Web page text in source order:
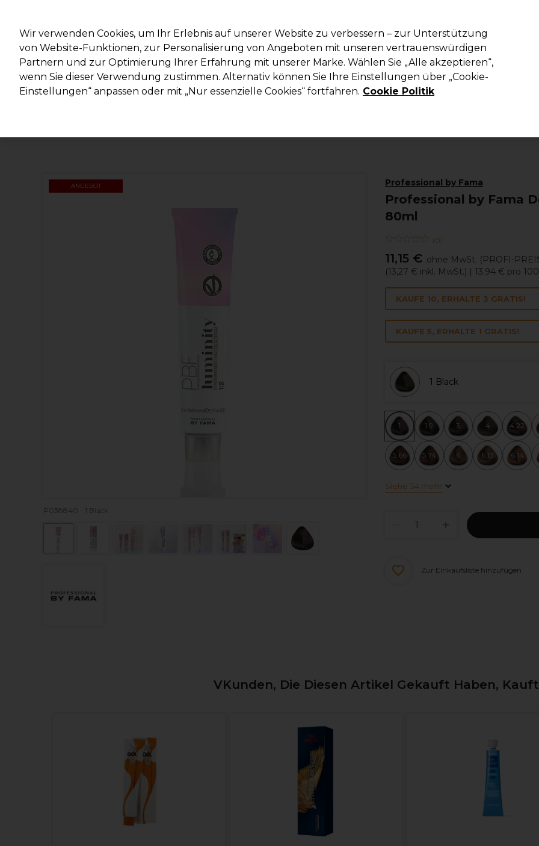
Suchen
Marken
Deals Haare Elektrogeräte Saloneinrichtung Kosmetik Herrenfriseur Inspiration Die
Lieferung und Lieferzeiten
Professional by Fama
Professional by Fama
80ml
(0)
11,15 € ohne MwSt. (PROFI-
(13,27 € inkl. MwSt.) | 13.94 € pro
ANGEBOT
P038840 - 1 Black
KAUFE 10, ERHALTE 3 GRATIS!
KAUFE 5, ERHALTE 1 GRATIS!
1 Black
1 1.9 3 4 4.22
5.66 5.74 6 6.13 6.14
Siehe 34 mehr
Zur Einkaufsliste hinzufügen
VKunden, Die Diesen Artikel Gekauft Haben,
Wir verwenden Cookies, um Ihr Erlebnis auf unserer Website zu verbessern – zur Unterstützung
von Website-Funktionen, zur Personalisierung von Angeboten mit unseren vertrauenswürdigen
Partnern und zur Optimierung Ihrer Erfahrung mit unserer Marke. Wählen Sie „Alle akzeptieren“,
wenn Sie dieser Verwendung zustimmen. Alternativ können Sie Ihre Einstellungen über „Cookie-
Einstellungen“ anpassen oder mit „Nur essenzielle Cookies“ fortfahren. Cookie Politik